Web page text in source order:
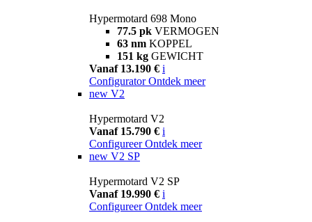
Hypermotard 698 Mono
77.5 pk VERMOGEN
63 nm KOPPEL
151 kg GEWICHT
Vanaf 13.190 € i
Configurator Ontdek meer
new V2
Hypermotard V2
Vanaf 15.790 € i
Configureer Ontdek meer
new V2 SP
Hypermotard V2 SP
Vanaf 19.990 € i
Configureer Ontdek meer